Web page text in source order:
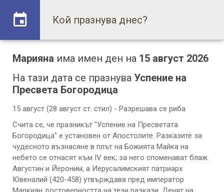
Марияна има имен ден на 15 август 2026
На тази дата се празнува Успение на
Пресвета Богородица
15 август (28 август ст. стил) - Разрешава се риба
Счита се, че празникът "Успение на Пресветата
Богородица" е установен от Апостолите. Разказите за
чудесното възнасяне в плът на Божията Майка на
небето се отнасят към IV век; за него споменават блаж.
Августин и Йероним, а Иерусалимският патриарх
Ювеналий (420-458) утвърждава пред император